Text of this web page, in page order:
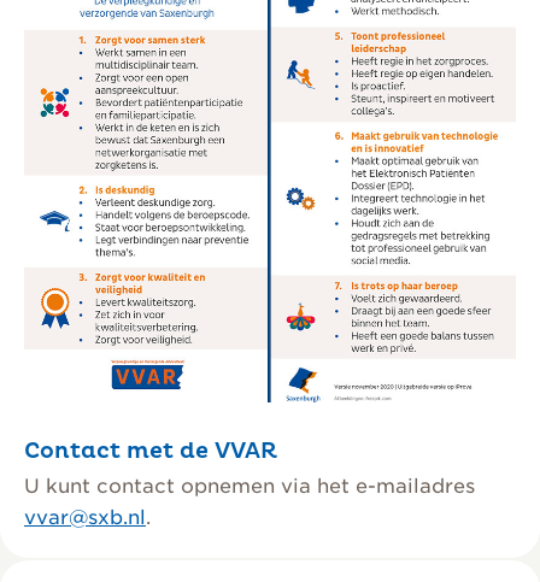
Contact met de VVAR
U kunt contact opnemen via het e-mailadres
vvar@sxb.nl.